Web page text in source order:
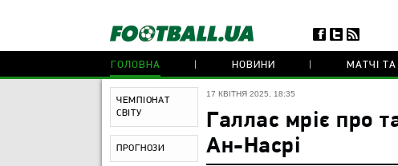
ГОЛОВНА НОВИНИ МАТЧІ ТА
ЧЕМПІОНАТ
СВІТУ
ПРОГНОЗИ
17 КВІТНЯ 2025, 18:35
Галлас мріє про
Ан-Насрі